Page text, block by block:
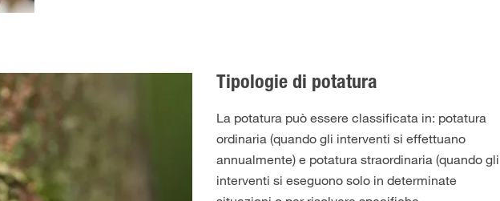
Tipologie di potatura
La potatura può essere classificata in: potatura
ordinaria (quando gli interventi si effettuano
annualmente) e potatura straordinaria (quando gli
interventi si eseguono solo in determinate